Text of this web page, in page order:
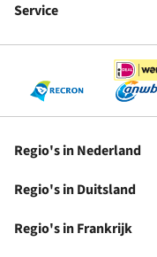
Service
Regio's in Nederland
Regio's in Duitsland
Regio's in Frankrijk